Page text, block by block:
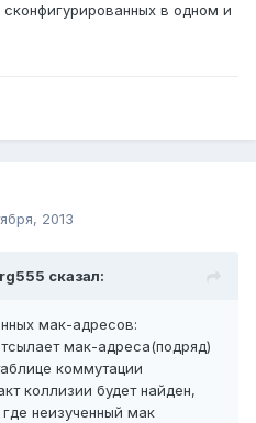
в одном и
2013
сказал:
мак-адресов:
мак-адреса(подряд)
коммутации
коллизии будет найден,
неизученный мак